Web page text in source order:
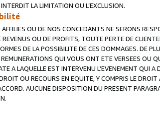
LA LIMITATION OU L’EXCLUSION.
OU DE NOS CONCEDANTS NE SERONS
OU DE PROFITS, TOUTE PERTE DE
DE LA POSSIBILITE DE CES DOMMAGES. DE
REMUNERATIONS QUI VOUS ONT ETE VERSEES
A LAQUELLE EST INTERVENU L’EVENEMENT QUI
OU RECOURS EN EQUITE, Y COMPRIS LE
AUCUNE DISPOSITION DU PRESENT